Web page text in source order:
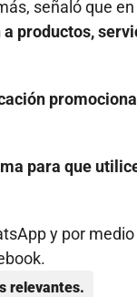
señaló que en
productos,
para que
y por
relevantes.